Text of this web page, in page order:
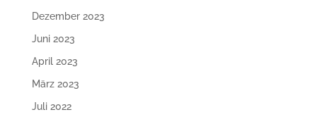
Dezember 2023
Juni 2023
April 2023
März 2023
Juli 2022